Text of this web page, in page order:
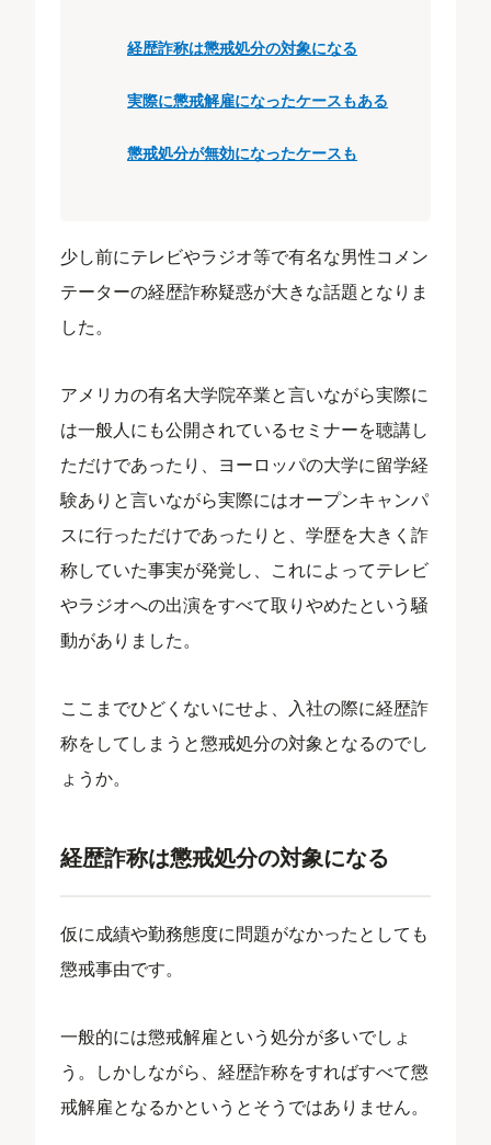
経歴詐称は懲戒処分の対象になる
実際に懲戒解雇になったケースもある
懲戒処分が無効になったケースも
少し前にテレビやラジオ等で有名な男性コメン
テーターの経歴詐称疑惑が大きな話題となりま
した。
アメリカの有名大学院卒業と言いながら実際に
は一般人にも公開されているセミナーを聴講し
ただけであったり、ヨーロッパの大学に留学経
験ありと言いながら実際にはオープンキャンパ
スに行っただけであったりと、学歴を大きく詐
称していた事実が発覚し、これによってテレビ
やラジオへの出演をすべて取りやめたという騒
動がありました。
ここまでひどくないにせよ、入社の際に経歴詐
称をしてしまうと懲戒処分の対象となるのでし
ょうか。
経歴詐称は懲戒処分の対象になる
仮に成績や勤務態度に問題がなかったとしても
懲戒事由です。
一般的には懲戒解雇という処分が多いでしょ
う。しかしながら、経歴詐称をすればすべて懲
戒解雇となるかというとそうではありません。